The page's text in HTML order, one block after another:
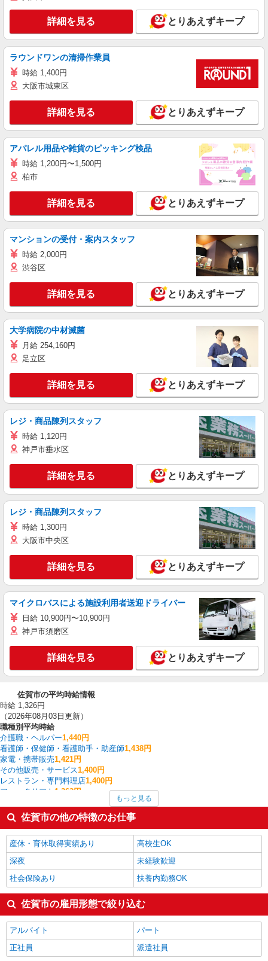
詳細を見る とりあえずキープ
ラウンドワンの清掃作業員
時給 1,400円
大阪市城東区
詳細を見る とりあえずキープ
アパレル用品や雑貨のピッキング検品
時給 1,200円〜1,500円
柏市
詳細を見る とりあえずキープ
マンションの受付・案内スタッフ
時給 2,000円
渋谷区
詳細を見る とりあえずキープ
大学病院の中材滅菌
月給 254,160円
足立区
詳細を見る とりあえずキープ
レジ・商品陳列スタッフ
時給 1,120円
神戸市垂水区
詳細を見る とりあえずキープ
レジ・商品陳列スタッフ
時給 1,300円
大阪市中央区
詳細を見る とりあえずキープ
マイクロバスによる施設利用者送迎ドライバー
日給 10,900円〜10,900円
神戸市須磨区
詳細を見る とりあえずキープ
佐賀市の平均時給情報
時給 1,326円
（2026年08月03日更新）
職種別平均時給
介護職・ヘルパー1,440円
看護師・保健師・看護助手・助産師1,438円
家電・携帯販売1,421円
その他販売・サービス1,400円
レストラン・専門料理店1,400円
フォークリフト 1,363円
1,350円
その他介護・福祉1,330円
板金・塗装・溶接1,300円
保育士・保育補助1,275円
佐賀市の他の職種の平均時給を見る
もっと見る
佐賀市の他の特徴のお仕事
産休・育休取得実績あり
高校生OK
深夜
未経験歓迎
社会保険あり
扶養内勤務OK
佐賀市の雇用形態で絞り込む
アルバイト
パート
正社員
派遣社員